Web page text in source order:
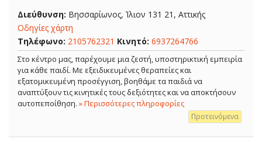
Διεύθυνση: Βησσαρίωνος, Ίλιον 131 21, Αττικής
Οδηγίες χάρτη
Τηλέφωνο: 2105762321 Κινητό: 6937264766
Στο κέντρο μας, παρέχουμε μια ζεστή, υποστηρικτική εμπειρία
για κάθε παιδί. Με εξειδικευμένες θεραπείες και
εξατομικευμένη προσέγγιση, βοηθάμε τα παιδιά να
αναπτύξουν τις κινητικές τους δεξιότητες και να αποκτήσουν
αυτοπεποίθηση. » Περισσότερες πληροφορίες
Προτεινόμενα